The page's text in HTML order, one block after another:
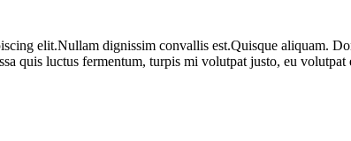
elit.Nullam dignissim convallis est.Quisque aliquam.
quis luctus fermentum, turpis mi volutpat justo, eu